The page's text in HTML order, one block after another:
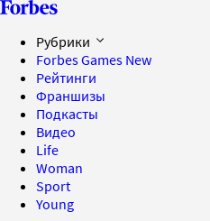
Рубрики
Forbes Games New
Рейтинги
Франшизы
Подкасты
Видео
Life
Woman
Sport
Young